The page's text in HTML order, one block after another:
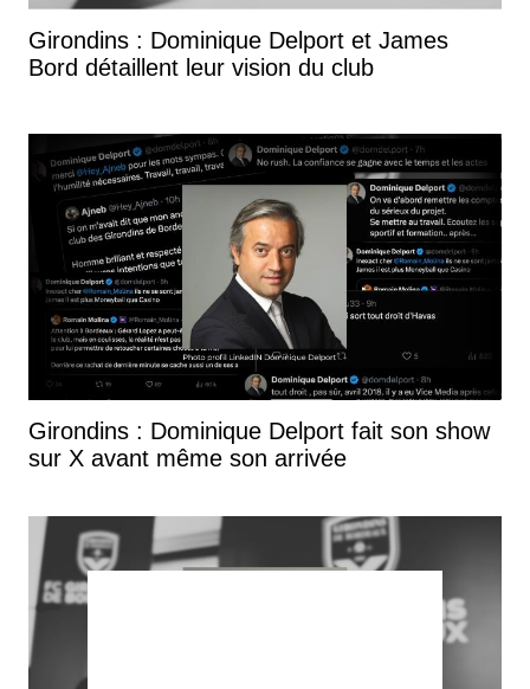
Girondins : Dominique Delport et James
Bord détaillent leur vision du club
Girondins : Dominique Delport fait son show
sur X avant même son arrivée